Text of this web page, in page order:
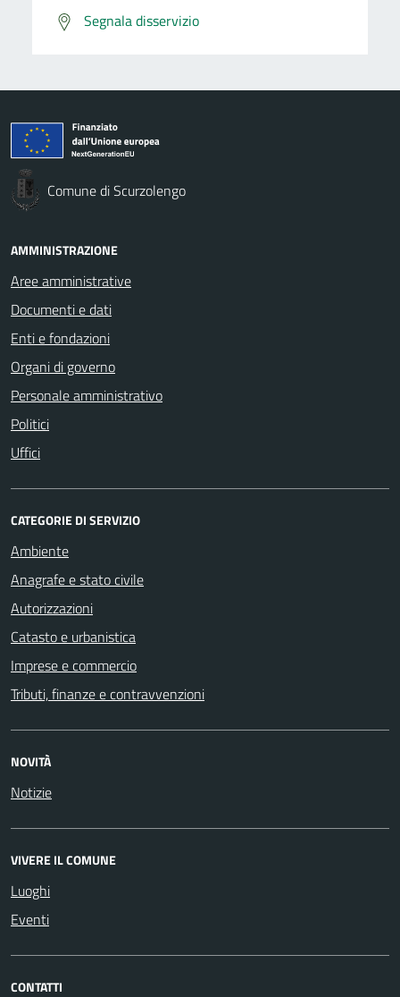
Segnala disservizio
Comune di Scurzolengo
AMMINISTRAZIONE
Aree amministrative
Documenti e dati
Enti e fondazioni
Organi di governo
Personale amministrativo
Politici
Uffici
CATEGORIE DI SERVIZIO
Ambiente
Anagrafe e stato civile
Autorizzazioni
Catasto e urbanistica
Imprese e commercio
Tributi, finanze e contravvenzioni
NOVITÀ
Notizie
VIVERE IL COMUNE
Luoghi
Eventi
CONTATTI